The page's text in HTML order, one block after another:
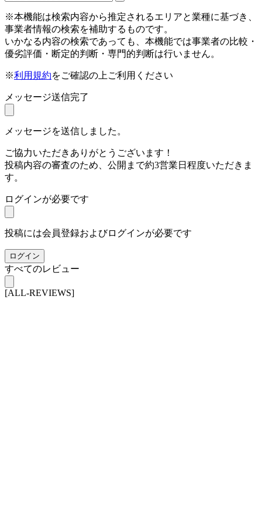
※本機能は検索内容から推定されるエリアと業種に基づき、
事業者情報の検索を補助するものです。
いかなる内容の検索であっても、本機能では事業者の比較・
優劣評価・断定的判断・専門的判断は行いません。
※利用規約をご確認の上ご利用ください
メッセージ送信完了
メッセージを送信しました。
ご協力いただきありがとうございます！
投稿内容の審査のため、公開まで約3営業日程度いただきま
す。
ログインが必要です
投稿には会員登録およびログインが必要です
ログイン
すべてのレビュー
[ALL-REVIEWS]